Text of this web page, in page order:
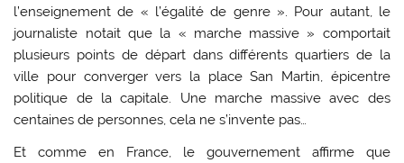
l’enseignement de « l’égalité de genre ». Pour autant, le
journaliste notait que la « marche massive » comportait
plusieurs points de départ dans différents quartiers de la
ville pour converger vers la place San Martin, épicentre
politique de la capitale. Une marche massive avec des
centaines de personnes, cela ne s’invente pas…
Et comme en France, le gouvernement affirme que